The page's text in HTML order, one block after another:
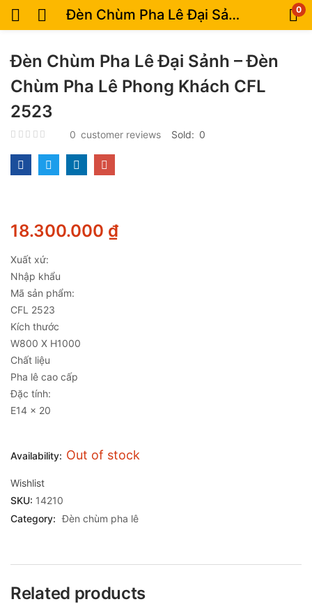
Đèn Chùm Pha Lê Đại Sảnh – Đèn Chùm Pha Lê Phong Khách CFL 2523 0
Đèn Chùm Pha Lê Đại Sảnh – Đèn
Chùm Pha Lê Phong Khách CFL
2523
0 customer reviews Sold: 0
18.300.000 ₫
Xuất xứ:
Nhập khẩu
Mã sản phẩm:
CFL 2523
Kích thước
W800 X H1000
Chất liệu
Pha lê cao cấp
Đặc tính:
E14 x 20
Availability: Out of stock
Wishlist
SKU: 14210
Category: Đèn chùm pha lê
Related products